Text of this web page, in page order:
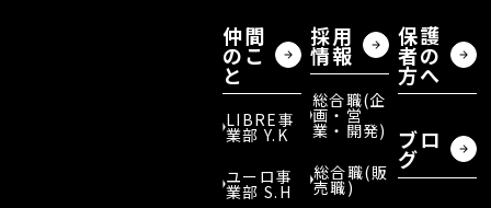
仲間
のこ
と
LIBRE事
業部 Y.K
ユーロ事
業部 S.H
採用
情報
総合職(企
画・営
業・開発)
総合職(販
売職)
保護
者の
方へ
ブロ
グ